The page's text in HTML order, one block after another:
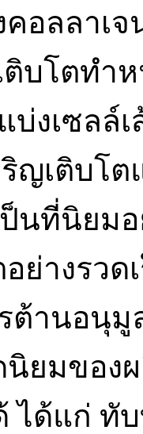
คอลลาเ
ติบโตทำ
งเซลล์
ริญเติบโ
ป็นที่นิยม
ย่างรวด
ต้านอนุมู
นิยมขอ
ด้แก่ ทั